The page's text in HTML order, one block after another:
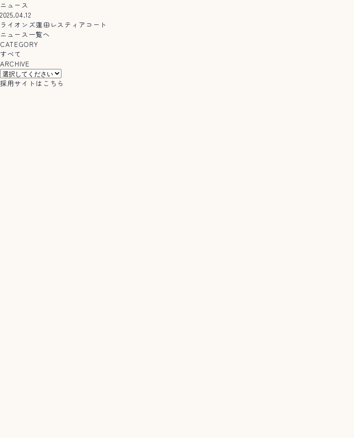
ニュース
2025.04.12
ライオンズ蓮田レスティアコート
ニュース一覧へ
CATEGORY
すべて
ARCHIVE
採用サイトはこちら